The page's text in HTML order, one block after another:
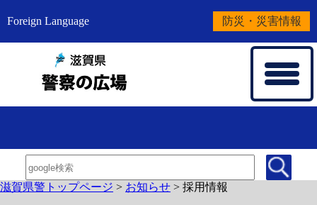
Foreign Language 防災・災害情報
滋賀県警トップページ > お知らせ > 採用情報